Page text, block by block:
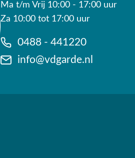
Ma t/m Vrij 10:00 - 17:00 uur
Za 10:00 tot 17:00 uur
0488 - 441220
info@vdgarde.nl